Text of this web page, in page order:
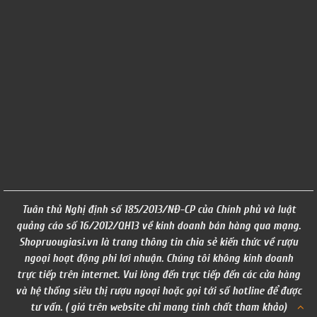
Tuân thủ Nghị định số 185/2013/NĐ-CP của Chính phủ và luật
quảng cáo số 16/2012/QH13 về kinh doanh bán hàng qua mạng.
Shopruougiasi.vn là trang thông tin chia sẻ kiến thức về rượu
ngoại hoạt động phi lơi nhuận. Chúng tôi không kinh doanh
trực tiếp trên internet. Vui lòng đến trực tiếp đến các cửa hàng
và hệ thống siêu thị rượu ngoại hoặc gọi tới số hotline để được
tư vấn. ( giá trên website chỉ mang tính chất tham khảo)